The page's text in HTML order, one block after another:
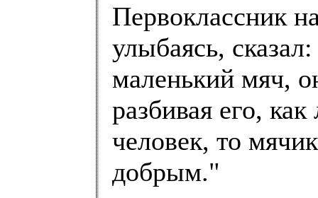
Первоклассник
улыбаясь,
маленький мяч,
разбивая его,
человек, то
добрым."